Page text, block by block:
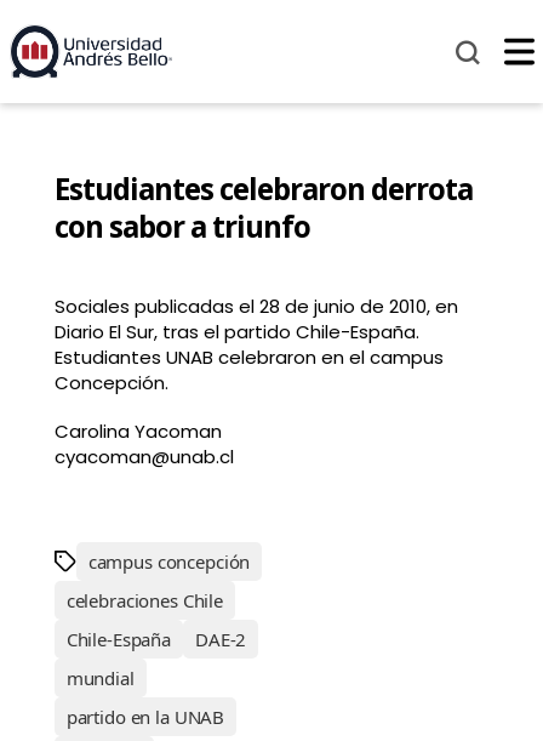
Estudiantes celebraron derrota
con sabor a triunfo
Sociales publicadas el 28 de junio de 2010, en
Diario El Sur, tras el partido Chile-España.
Estudiantes UNAB celebraron en el campus
Concepción.
Carolina Yacoman
cyacoman@unab.cl
campus concepción
celebraciones Chile
Chile-España
DAE-2
mundial
partido en la UNAB